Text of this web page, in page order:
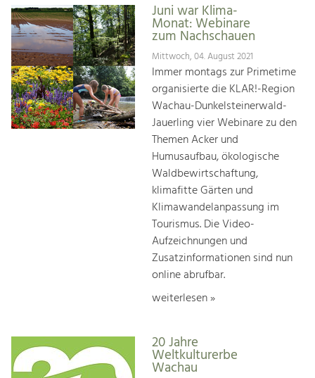
Juni war Klima-
Monat: Webinare
zum Nachschauen
Mittwoch, 04. August 2021
Immer montags zur Primetime
organisierte die KLAR!-Region
Wachau-Dunkelsteinerwald-
Jauerling vier Webinare zu den
Themen Acker und
Humusaufbau, ökologische
Waldbewirtschaftung,
klimafitte Gärten und
Klimawandelanpassung im
Tourismus. Die Video-
Aufzeichnungen und
Zusatzinformationen sind nun
online abrufbar.
weiterlesen »
20 Jahre
Weltkulturerbe
Wachau